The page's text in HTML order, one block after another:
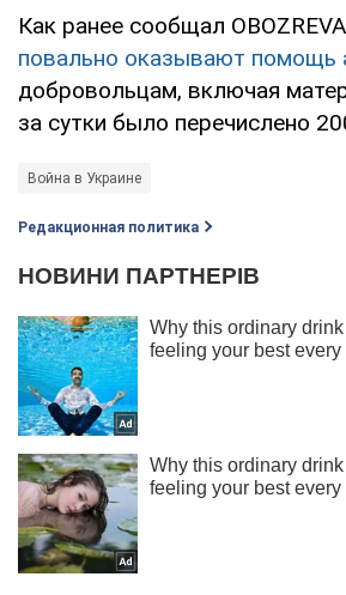
Как ранее сообщал
повально оказывают помощь
добровольцам, включая
за сутки было перечислено
Война в Украине
Редакционная политика